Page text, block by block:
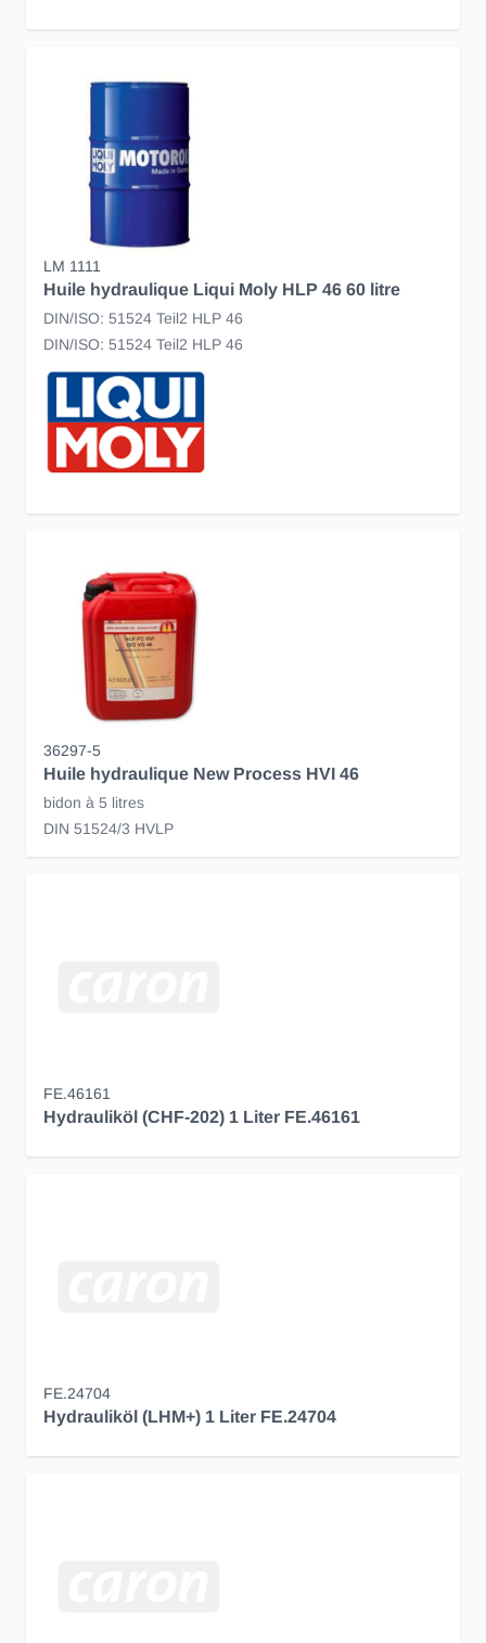
LM 1111
Huile hydraulique Liqui Moly HLP 46 60 litre
DIN/ISO: 51524 Teil2 HLP 46
DIN/ISO: 51524 Teil2 HLP 46
36297-5
Huile hydraulique New Process HVI 46
bidon à 5 litres
DIN 51524/3 HVLP
FE.46161
Hydrauliköl (CHF-202) 1 Liter FE.46161
FE.24704
Hydrauliköl (LHM+) 1 Liter FE.24704